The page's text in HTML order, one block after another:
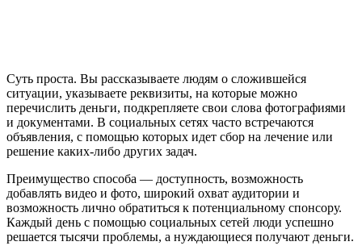
Суть проста. Вы рассказываете людям о сложившейся
ситуации, указываете реквизиты, на которые можно
перечислить деньги, подкрепляете свои слова фотографиями
и документами. В социальных сетях часто встречаются
объявления, с помощью которых идет сбор на лечение или
решение каких-либо других задач.
Преимущество способа — доступность, возможность
добавлять видео и фото, широкий охват аудитории и
возможность лично обратиться к потенциальному спонсору.
Каждый день с помощью социальных сетей люди успешно
решается тысячи проблемы, а нуждающиеся получают деньги.